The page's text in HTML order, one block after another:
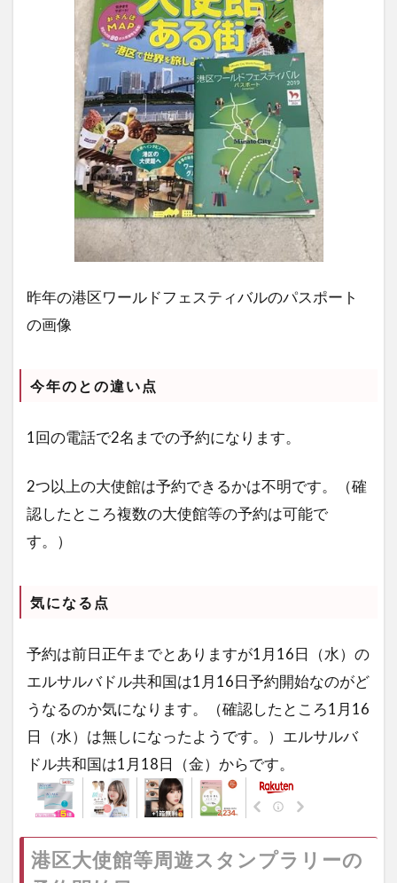
昨年の港区ワールドフェスティバルのパスポート
の画像
今年のとの違い点
1回の電話で2名までの予約になります。
2つ以上の大使館は予約できるかは不明です。（確
認したところ複数の大使館等の予約は可能で
す。）
気になる点
予約は前日正午までとありますが1月16日（水）の
エルサルバドル共和国は1月16日予約開始なのがど
うなるのか気になります。（確認したところ1月16
日（水）は無しになったようです。）エルサルバ
ドル共和国は1月18日（金）からです。
港区大使館等周遊スタンプラリーの